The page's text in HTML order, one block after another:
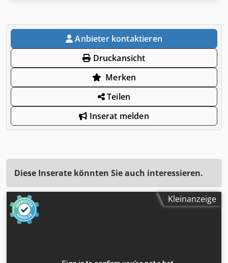
Anbieter kontaktieren
Druckansicht
Merken
Teilen
Inserat melden
Diese Inserate könnten Sie auch interessieren.
Kleinanzeige